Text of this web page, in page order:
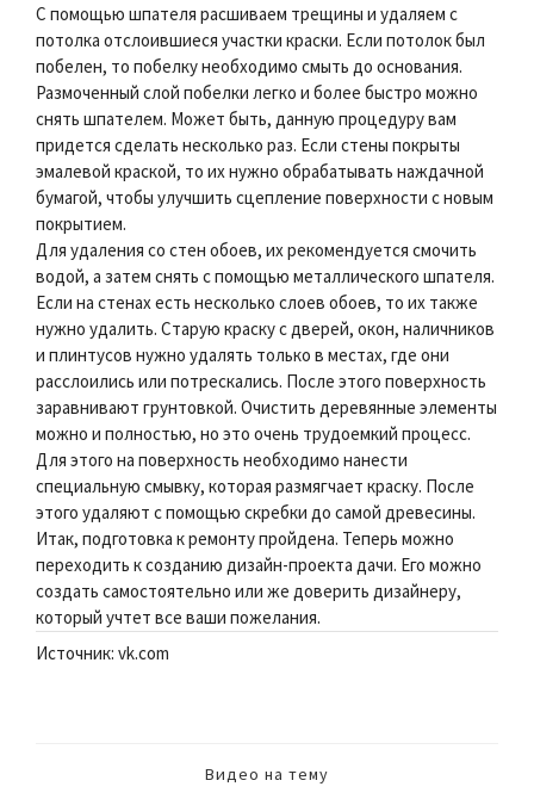
С помощью шпателя расшиваем трещины и удаляем с
потолка отслоившиеся участки краски. Если потолок был
побелен, то побелку необходимо смыть до основания.
Размоченный слой побелки легко и более быстро можно
снять шпателем. Может быть, данную процедуру вам
придется сделать несколько раз. Если стены покрыты
эмалевой краской, то их нужно обрабатывать наждачной
бумагой, чтобы улучшить сцепление поверхности с новым
покрытием.
Для удаления со стен обоев, их рекомендуется смочить
водой, а затем снять с помощью металлического шпателя.
Если на стенах есть несколько слоев обоев, то их также
нужно удалить. Старую краску с дверей, окон, наличников
и плинтусов нужно удалять только в местах, где они
расслоились или потрескались. После этого поверхность
заравнивают грунтовкой. Очистить деревянные элементы
можно и полностью, но это очень трудоемкий процесс.
Для этого на поверхность необходимо нанести
специальную смывку, которая размягчает краску. После
этого удаляют с помощью скребки до самой древесины.
Итак, подготовка к ремонту пройдена. Теперь можно
переходить к созданию дизайн-проекта дачи. Его можно
создать самостоятельно или же доверить дизайнеру,
который учтет все ваши пожелания.
Источник: vk.com
Видео на тему